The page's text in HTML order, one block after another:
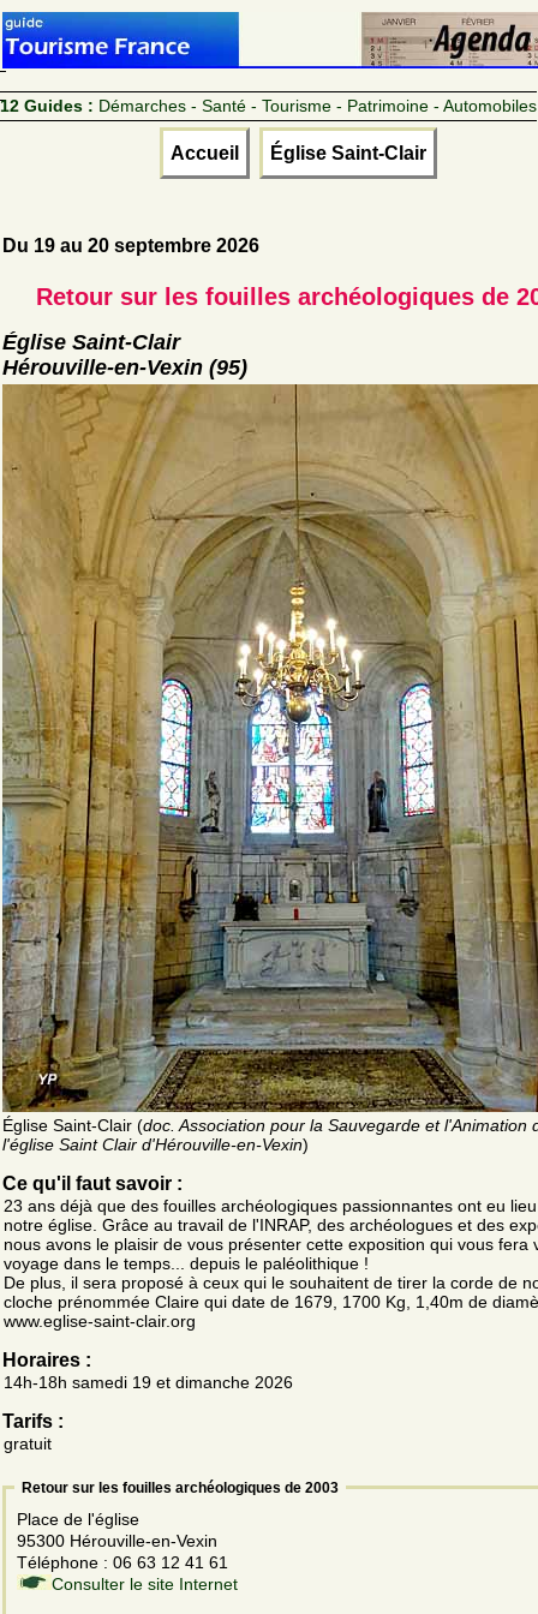
12 Guides : Démarches - Santé - Tourisme - Patrimoine - Automobiles
Accueil Église Saint-Clair
Du 19 au 20 septembre 2026
Retour sur les fouilles archéologiques de
Église Saint-Clair
Hérouville-en-Vexin (95)
Église Saint-Clair (doc. Association pour la Sauvegarde et l'Animation
l'église Saint Clair d'Hérouville-en-Vexin)
Ce qu'il faut savoir :
23 ans déjà que des fouilles archéologiques passionnantes ont eu
notre église. Grâce au travail de l'INRAP, des archéologues et des
nous avons le plaisir de vous présenter cette exposition qui vous fera
voyage dans le temps... depuis le paléolithique !
De plus, il sera proposé à ceux qui le souhaitent de tirer la corde de
cloche prénommée Claire qui date de 1679, 1700 Kg, 1,40m de
www.eglise-saint-clair.org
Horaires :
14h-18h samedi 19 et dimanche 2026
Tarifs :
gratuit
Retour sur les fouilles archéologiques de 2003
Place de l'église
95300 Hérouville-en-Vexin
Téléphone : 06 63 12 41 61
Consulter le site Internet